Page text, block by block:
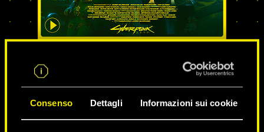
Consenso Dettagli Informazioni sui cookie